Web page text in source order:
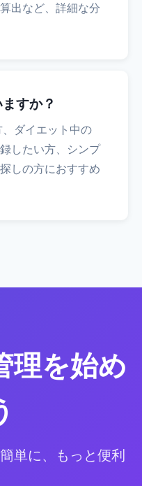
出など、詳細な分
すか？
ダイエット中の
したい方、シンプ
しの方におすすめ
理を始め
単に、もっと便利